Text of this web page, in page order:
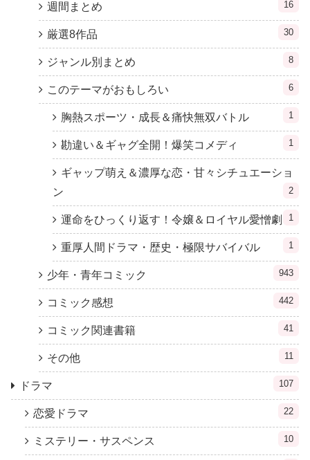
週間まとめ 16
厳選8作品 30
ジャンル別まとめ 8
このテーマがおもしろい 6
胸熱スポーツ・成長＆痛快無双バトル 1
勘違い＆ギャグ全開！爆笑コメディ 1
ギャップ萌え＆濃厚な恋・甘々シチュエーショ
ン
2
運命をひっくり返す！令嬢＆ロイヤル愛憎劇 1
重厚人間ドラマ・歴史・極限サバイバル 1
少年・青年コミック 943
コミック感想 442
コミック関連書籍 41
その他 11
ドラマ 107
恋愛ドラマ 22
ミステリー・サスペンス 10